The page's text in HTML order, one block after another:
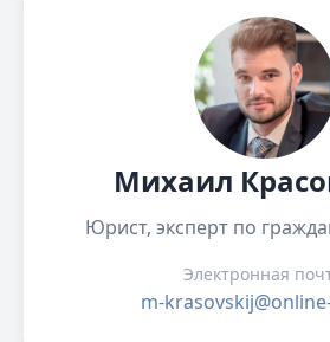
Михаил
Юрист, эксперт по
Электронная
m-